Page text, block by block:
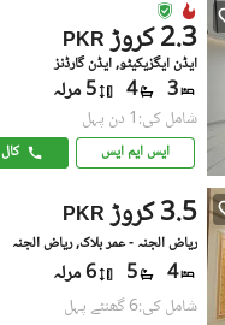
PKR 2.3 کروڑ
ایڈن ایگزیکیٹو, ایڈن گارڈنز
3
4 5 مرلہ
شامل کی:1 دن پہل
ایس ایم ایس کال
PKR 3.5 کروڑ
ریاض الجنہ - عمر بلاک, ریاض الجنہ
4
5 6 مرلہ
شامل کی:6 گھنٹے پہل